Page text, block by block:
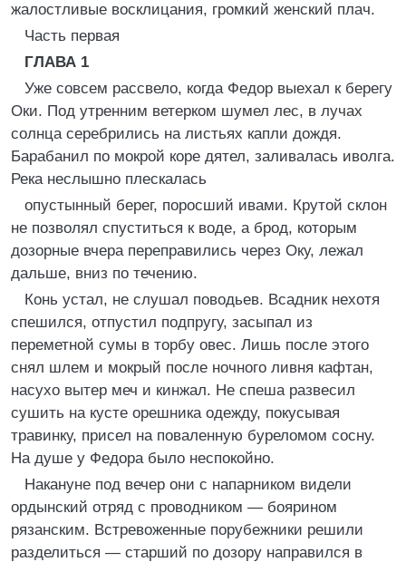
жалостливые восклицания, громкий женский плач.
Часть первая
ГЛАВА 1
Уже совсем рассвело, когда Федор выехал к берегу
Оки. Под утренним ветерком шумел лес, в лучах
солнца серебрились на листьях капли дождя.
Барабанил по мокрой коре дятел, заливалась иволга.
Река неслышно плескалась
опустынный берег, поросший ивами. Крутой склон
не позволял спуститься к воде, а брод, которым
дозорные вчера переправились через Оку, лежал
дальше, вниз по течению.
Конь устал, не слушал поводьев. Всадник нехотя
спешился, отпустил подпругу, засыпал из
переметной сумы в торбу овес. Лишь после этого
снял шлем и мокрый после ночного ливня кафтан,
насухо вытер меч и кинжал. Не спеша развесил
сушить на кусте орешника одежду, покусывая
травинку, присел на поваленную буреломом сосну.
На душе у Федора было неспокойно.
Накануне под вечер они с напарником видели
ордынский отряд с проводником — боярином
рязанским. Встревоженные порубежники решили
разделиться — старший по дозору направился в